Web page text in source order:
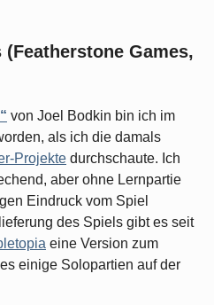
Games,
von Joel Bodkin bin ich im
als ich die damals
Projekte durchschaute. Ich
aber ohne Lernpartie
Eindruck vom Spiel
des Spiels gibt es seit
eine Version zum
einige Solopartien auf der